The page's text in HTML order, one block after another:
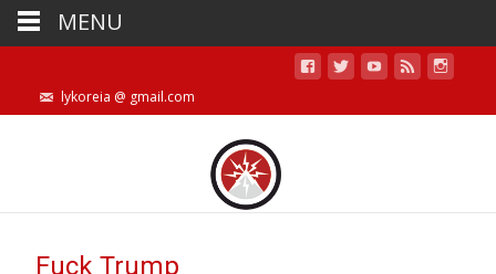
lykoreia @ gmail.com
Fuck Trump
MENU